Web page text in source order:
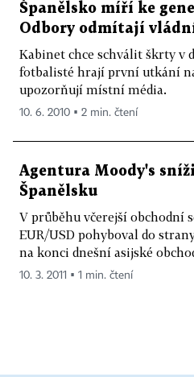
Španělsko míří ke
Odbory odmítají
Kabinet chce schválit škrty v
fotbalisté hrají první utkání
upozorňují místní média.
10. 6. 2010 ▪ 2 min. čtení
Agentura Moody's
Španělsku
V průběhu včerejší obchodní
EUR/USD pohyboval do
na konci dnešní asijské
10. 3. 2011 ▪ 1 min. čtení